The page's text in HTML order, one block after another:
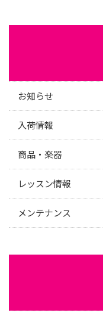
お知らせ
入荷情報
商品・楽器
レッスン情報
メンテナンス